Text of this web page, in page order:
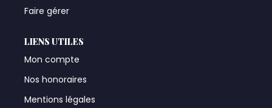
Faire gérer
LIENS UTILES
Mon compte
Nos honoraires
Mentions légales